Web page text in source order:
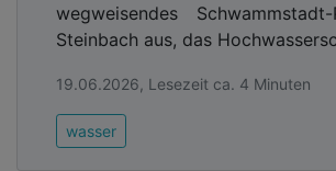
wegweisendes
Steinbach aus, das
19.06.2026, Lesezeit ca. 4 Minuten
wasser